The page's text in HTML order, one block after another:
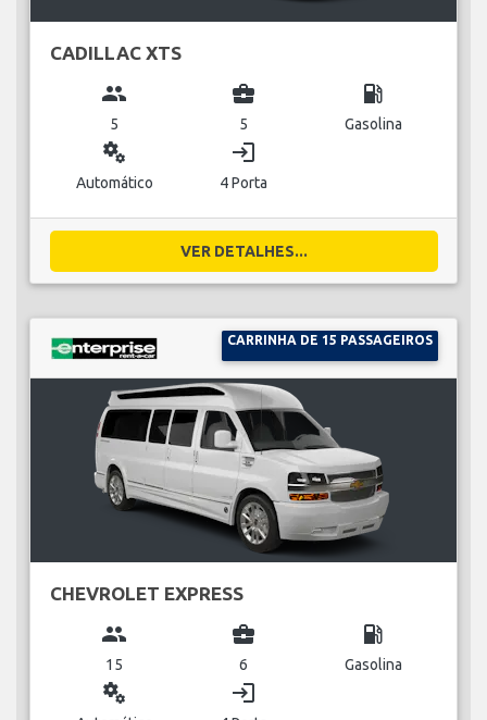
CADILLAC XTS
group
5
business_center
5
local_gas_station
Gasolina
miscellaneous_services
Automático
login
4 Porta
VER DETALHES...
CARRINHA DE 15 PASSAGEIROS
CHEVROLET EXPRESS
group
15
business_center
6
local_gas_station
Gasolina
miscellaneous_services login